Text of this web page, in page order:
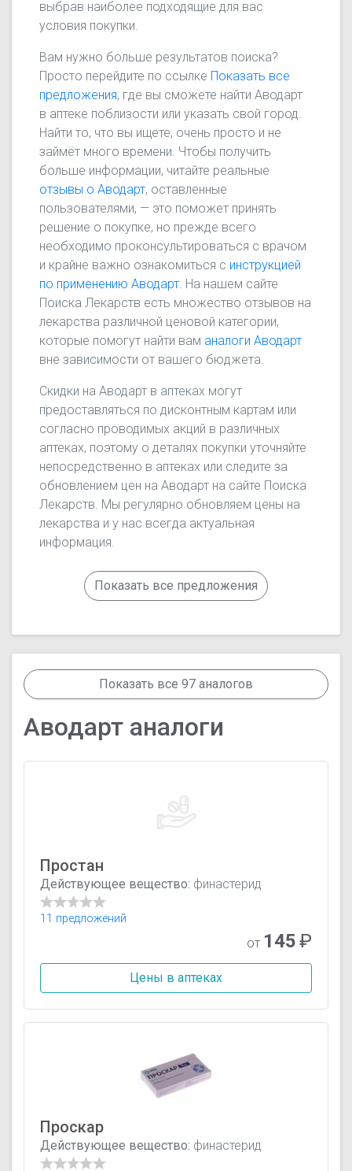
выбрав наиболее подходящие для вас
условия покупки.
Вам нужно больше результатов поиска?
Просто перейдите по ссылке Показать все
предложения, где вы сможете найти Аводарт
в аптеке поблизости или указать свой город.
Найти то, что вы ищете, очень просто и не
займёт много времени. Чтобы получить
больше информации, читайте реальные
отзывы о Аводарт, оставленные
пользователями, — это поможет принять
решение о покупке, но прежде всего
необходимо проконсультироваться с врачом
и крайне важно ознакомиться с инструкцией
по применению Аводарт . На нашем сайте
Поиска Лекарств есть множество отзывов на
лекарства различной ценовой категории,
которые помогут найти вам аналоги Аводарт
вне зависимости от вашего бюджета.
Скидки на Аводарт в аптеках могут
предоставляться по дисконтным картам или
согласно проводимых акций в различных
аптеках, поэтому о деталях покупки уточняйте
непосредственно в аптеках или следите за
обновлением цен на Аводарт на сайте Поиска
Лекарств. Мы регулярно обновляем цены на
лекарства и у нас всегда актуальная
информация.
Показать все предложения
Показать все 97 аналогов
Аводарт аналоги
Простан
Действующее вещество: финастерид
11 предложений
от 145₽
Цены в аптеках
Проскар
Действующее вещество: финастерид